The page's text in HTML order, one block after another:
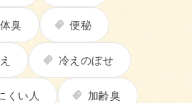
体臭 便秘
冷えのぼせ
くい人 加齢臭